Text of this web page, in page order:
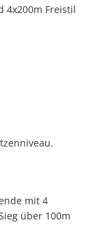
4x200m Freistil
mit 4
über 100m